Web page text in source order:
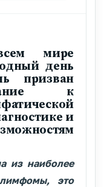
мире
день
призван
к
и
из наиболее
это